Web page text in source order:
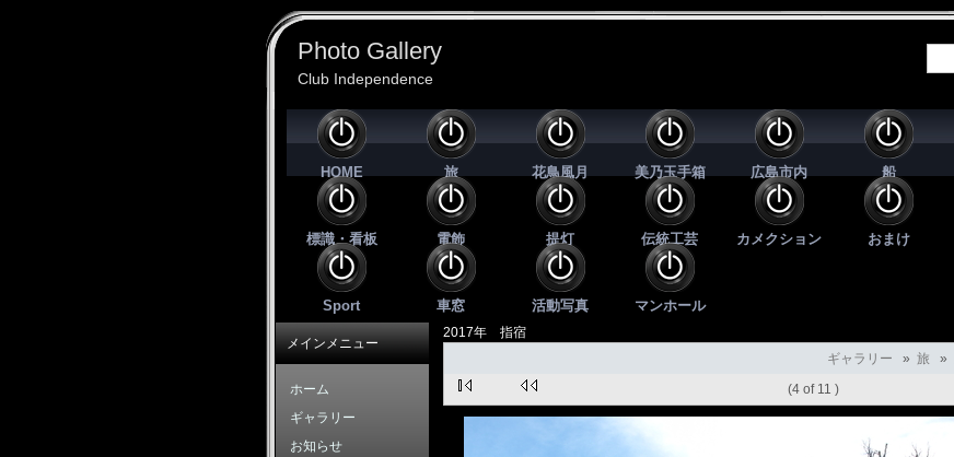
Photo Gallery
Club Independence
HOME 旅 花鳥風月 美乃玉手箱 広島市内 船
標識・看板 電飾 提灯 伝統工芸 カメクション おまけ
Sport 車窓 活動写真 マンホール
2017年 指宿
ギャラリー » 旅 »
(4 of 11 )
メインメニュー
ホーム
ギャラリー
お知らせ